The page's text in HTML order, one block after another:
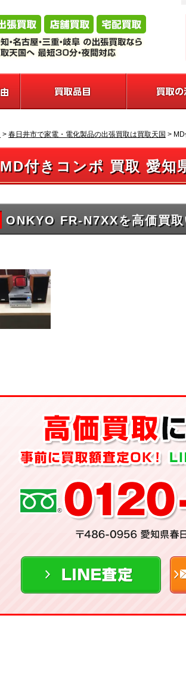
> 春日井市で家電・電化製品の出張買取は買取天国 >
MD付きコンポ 買取 愛知
ONKYO FR-N7XXを高価買